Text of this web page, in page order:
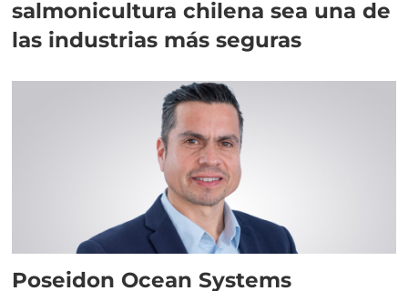
salmonicultura chilena sea una de
las industrias más seguras
Poseidon Ocean Systems